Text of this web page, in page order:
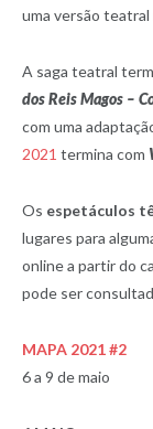
uma versão
A saga teatral
dos Reis Magos –
com uma
2021 termina com
Os espetáculos
lugares para
online a partir do
pode ser
MAPA 2021 #2
6 a 9 de maio